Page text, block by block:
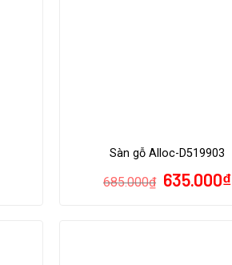
Sàn gỗ Alloc-D519903
685.000₫ 635.000₫